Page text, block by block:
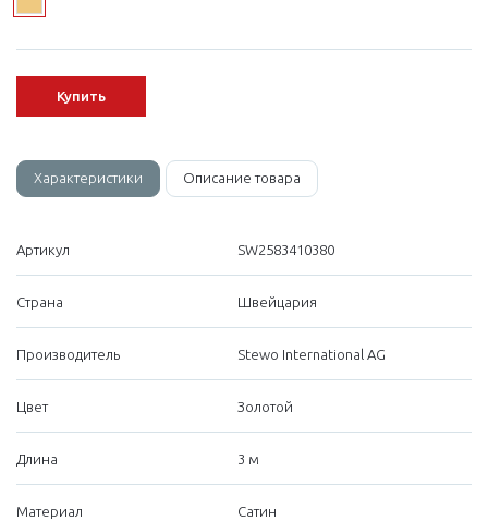
Купить
Характеристики Описание товара
Артикул SW2583410380
Страна Швейцария
Производитель Stewo International AG
Цвет Золотой
Длина 3 м
Материал Сатин